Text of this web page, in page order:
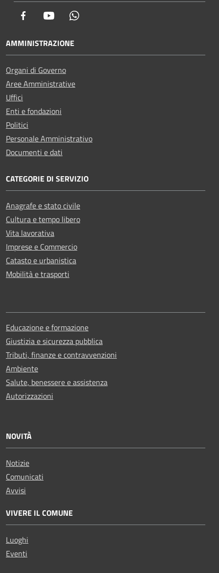
Facebook Youtube
AMMINISTRAZIONE
Organi di Governo
Aree Amministrative
Uffici
Enti e fondazioni
Politici
Personale Amministrativo
Documenti e dati
CATEGORIE DI SERVIZIO
Anagrafe e stato civile
Cultura e tempo libero
Vita lavorativa
Imprese e Commercio
Catasto e urbanistica
Mobilità e trasporti
Educazione e formazione
Giustizia e sicurezza pubblica
Tributi, finanze e contravvenzioni
Ambiente
Salute, benessere e assistenza
Autorizzazioni
NOVITÀ
Notizie
Comunicati
Avvisi
VIVERE IL COMUNE
Luoghi
Eventi